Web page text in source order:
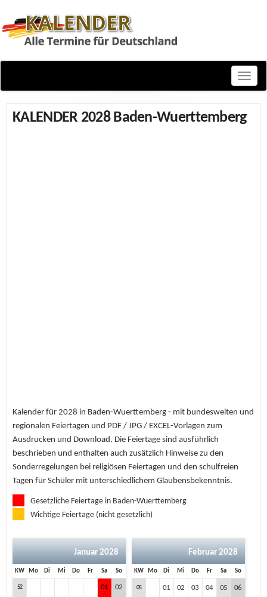
Toggle
KALENDER 2028 Baden-Wuerttemberg
Kalender für 2028 in Baden-Wuerttemberg - mit bundesweiten und
regionalen Feiertagen und PDF / JPG / EXCEL-Vorlagen zum
Ausdrucken und Download. Die Feiertage sind ausführlich
beschrieben und enthalten auch zusätzlich Hinweise zu den
Sonderregelungen bei religiösen Feiertagen und den schulfreien
Tagen für Schüler mit unterschiedlichem Glaubensbekenntnis.
Gesetzliche Feiertage in Baden-Wuerttemberg
Wichtige Feiertage (nicht gesetzlich)
Januar 2028
KW Mo Di Mi Do Fr Sa So
52 01 02
Februar 2028
KW Mo Di Mi Do Fr Sa So
05 01 02 03 04 05 06